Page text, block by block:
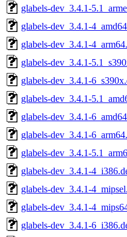
glabels-dev_3.4.1-
glabels-dev_3.4.1-
glabels-dev_3.4.1-
glabels-dev_3.4.1-
glabels-dev_3.4.1-
glabels-dev_3.4.1-
glabels-dev_3.4.1-
glabels-dev_3.4.1-
glabels-dev_3.4.1-
glabels-dev_3.4.1-
glabels-dev_3.4.1-
glabels-dev_3.4.1-
glabels-dev_3.4.1-